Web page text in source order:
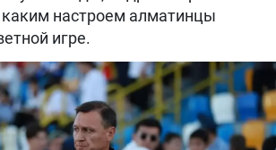
каким настроем алматинцы
игре.